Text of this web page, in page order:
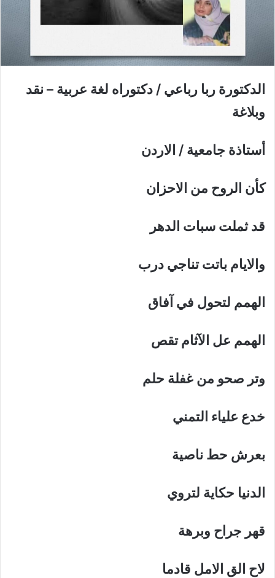
الدكتورة ربا رباعي / دكتوراه لغة عربية –نقد
وبلاغة
أستاذة جامعية / الاردن
كأن الروح من الاحزان
قد ثملت سبات الدهر
والايام باتت تناجي درب
الهمم لتحول في آفاق
الهمم عل الآثام تقص
وتر صحو من غفلة حلم
خدع علياء التمني
بعرش حط ناصية
الدنيا حكاية لتروي
قهر جراح وبرهة
لاح الق الامل قادما